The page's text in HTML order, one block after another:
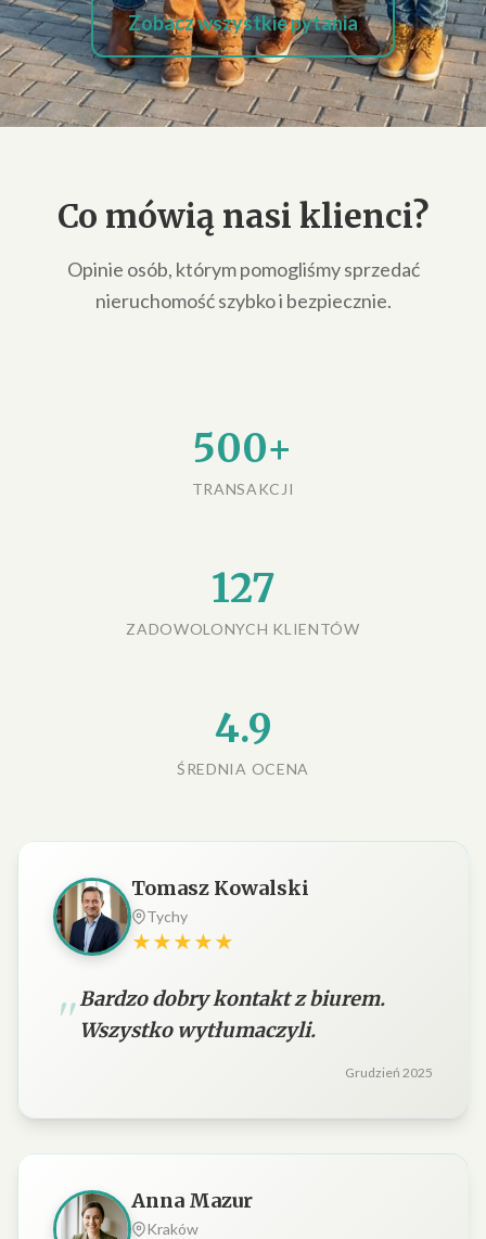
Zobacz wszystkie pytania
Co mówią nasi klienci?
Opinie osób, którym pomogliśmy sprzedać
nieruchomość szybko i bezpiecznie.
500+
TRANSAKCJI
127
ZADOWOLONYCH KLIENTÓW
4.9
ŚREDNIA OCENA
Tomasz Kowalski
Tychy
★★★★★
Bardzo dobry kontakt z biurem.
Wszystko wytłumaczyli.
Grudzień 2025
Anna Mazur
Kraków